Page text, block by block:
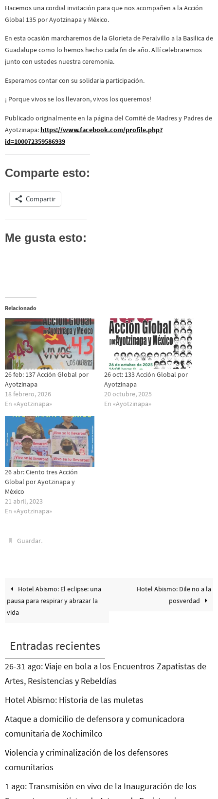
Hacemos una cordial invitación para que nos acompañen a la Acción
Global 135 por Ayotzinapa y México.
En esta ocasión marcharemos de la Glorieta de Peralvillo a la Basilica de
Guadalupe como lo hemos hecho cada fin de año. Allí celebraremos
junto con ustedes nuestra ceremonia.
Esperamos contar con su solidaria participación.
¡ Porque vivos se los llevaron, vivos los queremos!
Publicado originalmente en la página del Comité de Madres y Padres de
Ayotzinapa: https://www.facebook.com/profile.php?
id=100072359586939
Comparte esto:
Compartir
Me gusta esto:
Relacionado
26 feb: 137 Acción Global por
Ayotzinapa
18 febrero, 2026
En «Ayotzinapa»
26 oct: 133 Acción Global por
Ayotzinapa
20 octubre, 2025
En «Ayotzinapa»
26 abr: Ciento tres Acción
Global por Ayotzinapa y
México
21 abril, 2023
En «Ayotzinapa»
Guardar.
Hotel Abismo: El eclipse: una
pausa para respirar y abrazar la
vida
Hotel Abismo: Dile no a la
posverdad
Entradas recientes
26-31 ago: Viaje en bola a los Encuentros Zapatistas de
Artes, Resistencias y Rebeldías
Hotel Abismo: Historia de las muletas
Ataque a domicilio de defensora y comunicadora
comunitaria de Xochimilco
Violencia y criminalización de los defensores
comunitarios
1 ago: Transmisión en vivo de la Inauguración de los